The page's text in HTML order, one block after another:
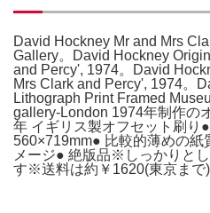
David Hockney Mr and Mrs
Gallery。David Hockney
and Percy', 1974。David
Mrs Clark and Percy', 1974。
Lithograph Print Framed
gallery-London 1974年制作の
年 イギリス製オフセット刷り
560×719mm● 比較的薄めの紙
メージ● 絶版品※しっかりと
す※送料は約￥1620(東京まで